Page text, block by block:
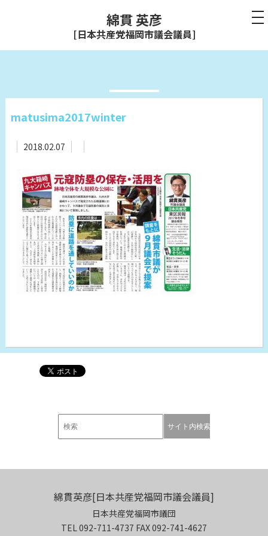
綿貫 英彦
[日本共産党福岡市議会議員]
matusima2017winter
2018.02.07
綿貫英彦[日本共産党福岡市議会議員]
日本共産党福岡市議団
TEL 092-711-4737 FAX 092-741-4627